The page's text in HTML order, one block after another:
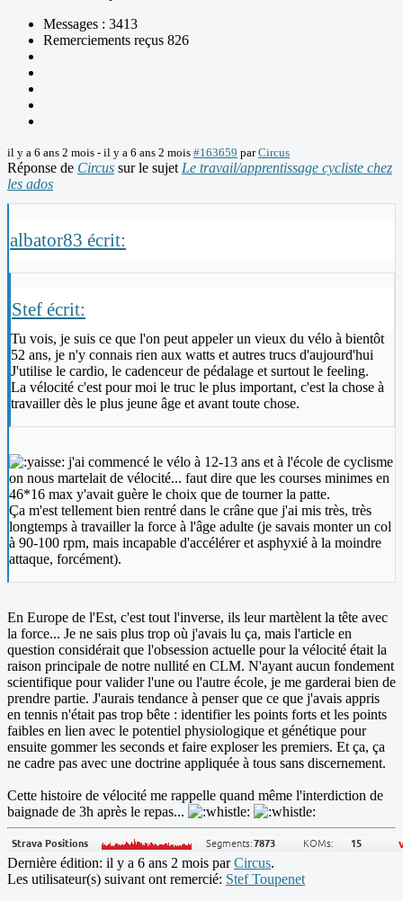
Messages : 3413
Remerciements reçus 826
il y a 6 ans 2 mois - il y a 6 ans 2 mois #163659 parCircus
Réponse de Circus sur le sujet Le travail/apprentissage cycliste chez
les ados
albator83 écrit:
Stef écrit:
Tu vois, je suis ce que l'on peut appeler un vieux du vélo à bientôt
52 ans, je n'y connais rien aux watts et autres trucs d'aujourd'hui
J'utilise le cardio, le cadenceur de pédalage et surtout le feeling.
La vélocité c'est pour moi le truc le plus important, c'est la chose à
travailler dès le plus jeune âge et avant toute chose.
j'ai commencé le vélo à 12-13 ans et à l'école de cyclisme
on nous martelait de vélocité... faut dire que les courses minimes en
46*16 max y'avait guère le choix que de tourner la patte.
Ça m'est tellement bien rentré dans le crâne que j'ai mis très, très
longtemps à travailler la force à l'âge adulte (je savais monter un col
à 90-100 rpm, mais incapable d'accélérer et asphyxié à la moindre
attaque, forcément).
En Europe de l'Est, c'est tout l'inverse, ils leur martèlent la tête avec
la force... Je ne sais plus trop où j'avais lu ça, mais l'article en
question considérait que l'obsession actuelle pour la vélocité était la
raison principale de notre nullité en CLM. N'ayant aucun fondement
scientifique pour valider l'une ou l'autre école, je me garderai bien de
prendre partie. J'aurais tendance à penser que ce que j'avais appris
en tennis n'était pas trop bête : identifier les points forts et les points
faibles en lien avec le potentiel physiologique et génétique pour
ensuite gommer les seconds et faire exploser les premiers. Et ça, ça
ne cadre pas avec une doctrine appliquée à tous sans discernement.
Cette histoire de vélocité me rappelle quand même l'interdiction de
baignade de 3h après le repas...
Dernière édition: il y a 6 ans 2 mois parCircus.
Les utilisateur(s) suivant ont remercié: Stef Toupenet